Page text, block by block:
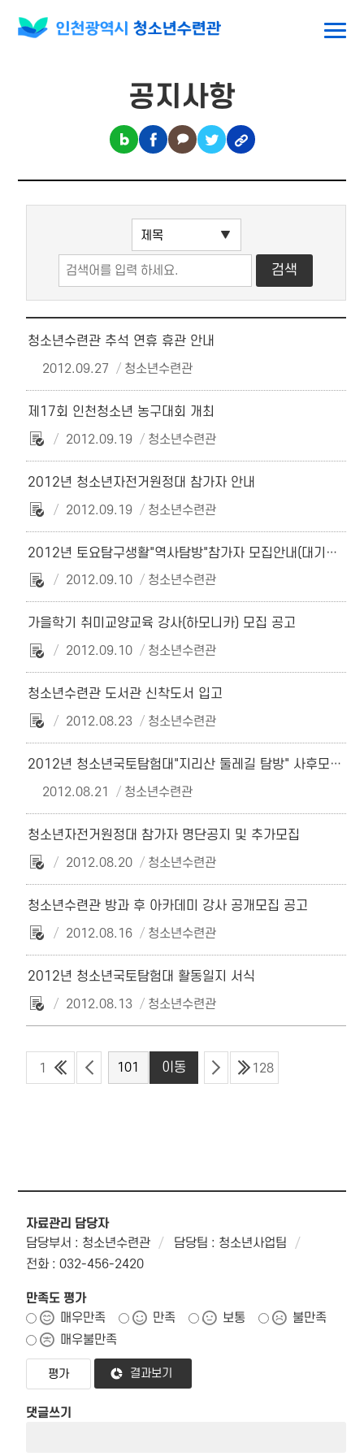
공지사항
청소년수련관 추석 연휴 휴관 안내
2012.09.27
청소년수련관
제17회 인천청소년 농구대회 개최
2012.09.19
청소년수련관
2012년 청소년자전거원정대 참가자 안내
2012.09.19
청소년수련관
2012년 토요탐구생활"역사탐방"참가자 모집안내(대기자 접수중)
2012.09.10
청소년수련관
가을학기 취미교양교육 강사(하모니카) 모집 공고
2012.09.10
청소년수련관
청소년수련관 도서관 신착도서 입고
2012.08.23
청소년수련관
2012년 청소년국토탐험대"지리산 둘레길 탐방" 사후모임 안내
2012.08.21
청소년수련관
청소년자전거원정대 참가자 명단공지 및 추가모집
2012.08.20
청소년수련관
청소년수련관 방과 후 아카데미 강사 공개모집 공고
2012.08.16
청소년수련관
2012년 청소년국토탐험대 활동일지 서식
2012.08.13
청소년수련관
1 128
자료관리 담당자
담당부서 : 청소년수련관
담당팀 : 청소년사업팀
전화 : 032-456-2420
만족도 평가
매우만족
만족 보통
불만족
매우불만족
결과보기
댓글쓰기